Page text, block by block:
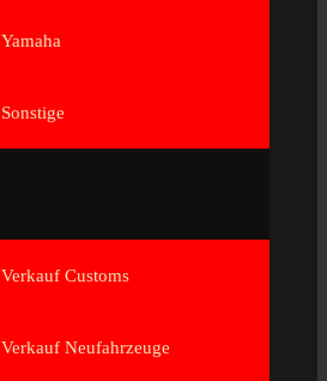
Yamaha
Sonstige
Verkauf Customs
Verkauf Neufahrzeuge